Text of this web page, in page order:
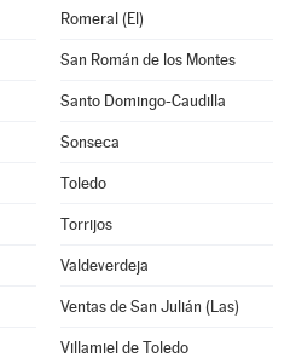
Romeral (El)
San Román de los Montes
Santo Domingo-Caudilla
Sonseca
Toledo
Torrijos
Valdeverdeja
Ventas de San Julián (Las)
Villamiel de Toledo